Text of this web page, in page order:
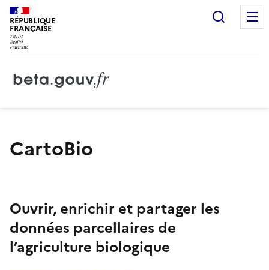
RÉPUBLIQUE
FRANÇAISE
CartoBio
Ouvrir, enrichir et partager les
données parcellaires de
l’agriculture biologique